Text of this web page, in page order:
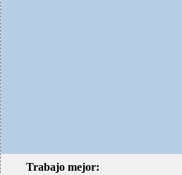
Trabajo mejor: